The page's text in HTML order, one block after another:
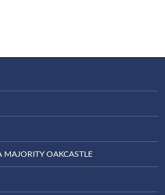
MAJORITY OAKCASTLE